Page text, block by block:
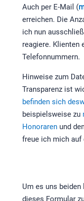
Auch per E-Mail (
erreichen. Die
ich nun
reagiere. Klienten
Telefonnummern.
Hinweise zum
Transparenz ist
befinden sich
beispielsweise zu
Honorarenund
freue ich mich auf
Um es uns